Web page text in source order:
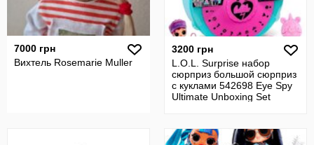
7000 грн
Вихтель Rosemarie Muller
3200 грн
L.O.L. Surprise набор
сюрприз большой сюрприз
с куклами 542698 Eye Spy
Ultimate Unboxing Set